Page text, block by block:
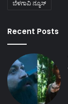
ಬೆಳಗಾವಿ ನ್ಯೂಸ್
Recent Posts